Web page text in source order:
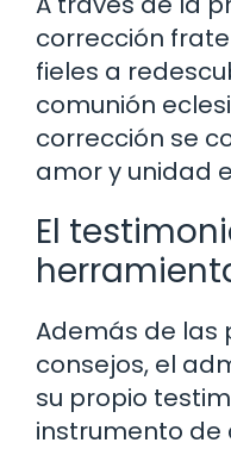
corrección
fieles a
comunión
corrección se
amor y unidad
El
Además de las
consejos, el
su propio
instrumento de